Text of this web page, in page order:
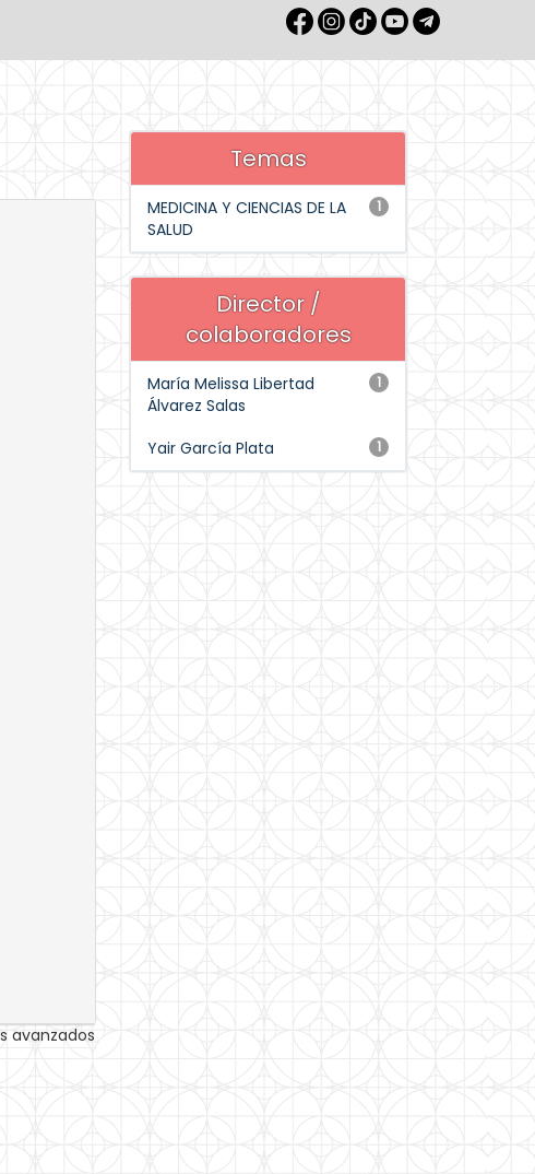
avanzados
Temas
1
MEDICINA Y CIENCIAS DE LA
SALUD
Director /
colaboradores
1
María Melissa Libertad
Álvarez Salas
1
Yair García Plata